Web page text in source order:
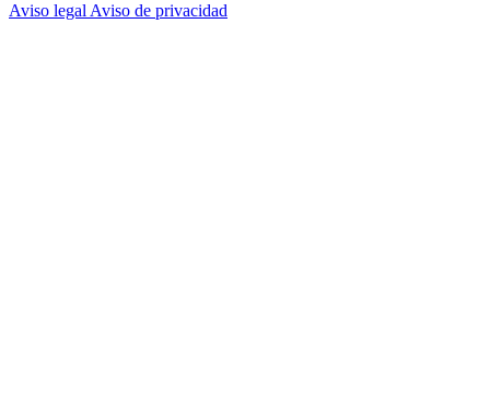
Aviso legal Aviso de privacidad